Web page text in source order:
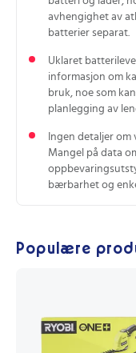
avhengighet av
batterier separat.
Uklaret
informasjon om
bruk, noe som
planlegging av
Ingen detaljer
Mangel på data
bærbarhet og
Populære